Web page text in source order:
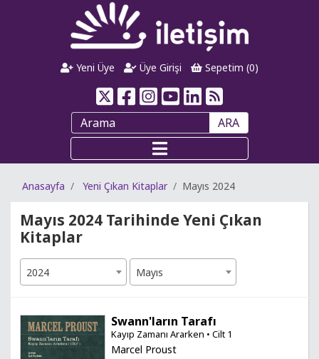
Yeni Üye Üye Girişi Sepetim (0)
ARA
Anasayfa Yeni Çıkan Kitaplar Mayıs 2024
Mayıs 2024 Tarihinde Yeni Çıkan
Kitaplar
2024 Mayıs
Swann'ların Tarafı
Kayıp Zamanı Ararken • Cilt 1
Marcel Proust